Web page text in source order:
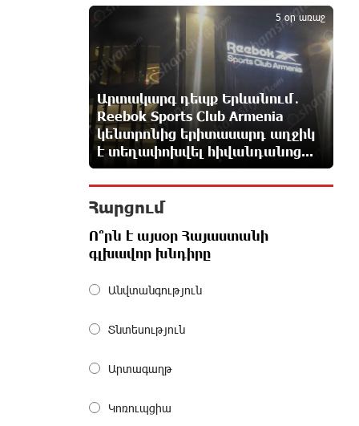
Որոնվում է նախաձեռնված
քրեական վարույթի
շրջանակներում
14 ժամ առաջ
Փաշինյանն ու Թրամփը
հեռախոսազրույց են ունեցել
14 ժամ առաջ
Սիցիլիայի օդանավակայանը
ժայթքման պատճառով
արժանապատիվ և ֆիքսված
համակարգը սոցիալական անարդարության
խնդիր ստեղծում. Հրայր Կամենդատյան
Արտակարգ դեպք Երևանում․
Reebok Sports Club Armenia
կենտրոնից երիտասարդ աղջիկ
է տեղափոխվել հիվանդանոց...
5 օր առաջ
5
Հարցում
Ո՞րն է այսօր Հայաստանի
գլխավոր խնդիրը
Անվտանգություն
Տնտեսություն
Արտագաղթ
Կոռուպցիա